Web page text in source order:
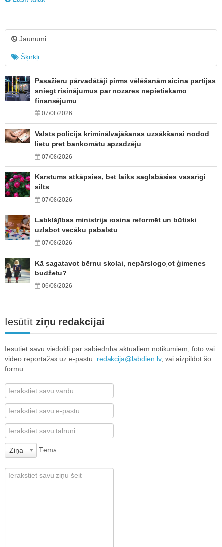
Jaunumi
Šķirkļi
Pasažieru pārvadātāji pirms vēlēšanām aicina partijas
sniegt risinājumus par nozares nepietiekamo
finansējumu
07/08/2026
Valsts policija kriminālvajāšanas uzsākšanai nodod
lietu pret bankomātu apzadzēju
07/08/2026
Karstums atkāpsies, bet laiks saglabāsies vasarīgi
silts
07/08/2026
Labklājības ministrija rosina reformēt un būtiski
uzlabot vecāku pabalstu
07/08/2026
Kā sagatavot bērnu skolai, nepārslogojot ģimenes
budžetu?
06/08/2026
Iesūtīt ziņu redakcijai
Iesūtiet savu viedokli par sabiedrībā aktuāliem notikumiem, foto vai
video reportāžas uz e-pastu: redakcija@labdien.lv, vai aizpildot šo
formu.
Ziņa Tēma